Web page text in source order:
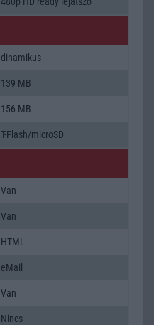
dinamikus
139 MB
156 MB
T-Flash/microSD
Van
Van
HTML
eMail
Van
Nincs